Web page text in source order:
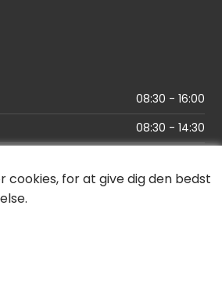
cookies, for at give dig den bedst
08:30 - 16:00
08:30 - 14:30